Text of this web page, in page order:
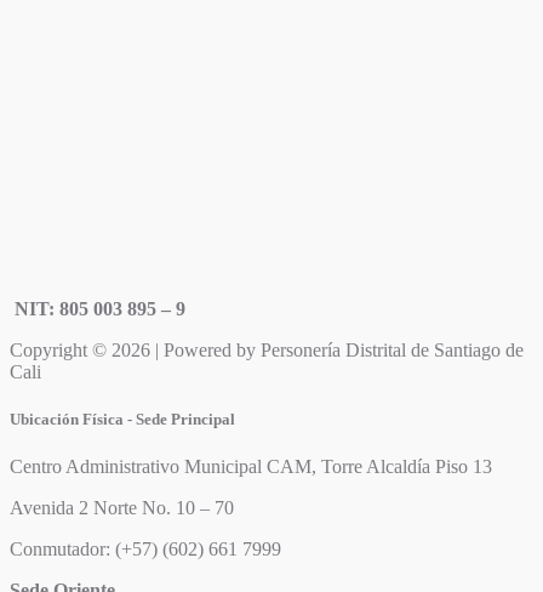
NIT: 805 003 895 – 9
Copyright © 2026 | Powered by Personería Distrital de Santiago de
Cali
Ubicación Física - Sede Principal
Centro Administrativo Municipal CAM, Torre Alcaldía Piso 13
Avenida 2 Norte No. 10 – 70
Conmutador: (+57) (602) 661 7999